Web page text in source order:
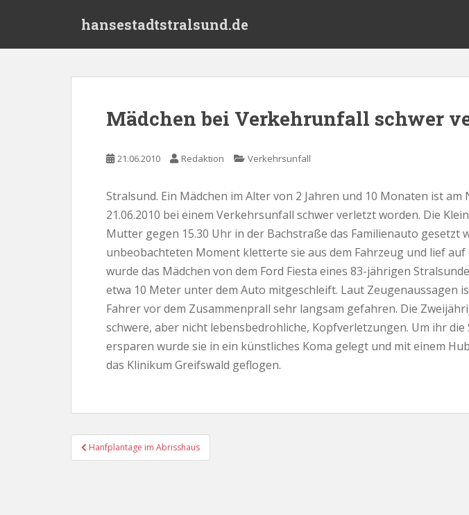
hansestadtstralsund.de
Mädchen bei Verkehrunfall schwer
21.06.2010 Redaktion Verkehrsunfall
Stralsund. Ein Mädchen im Alter von 2 Jahren und 10 Monaten ist am
21.06.2010 bei einem Verkehrsunfall schwer verletzt worden. Die
Mutter gegen 15.30 Uhr in der Bachstraße das Familienauto gesetzt
unbeobachteten Moment kletterte sie aus dem Fahrzeug und lief
wurde das Mädchen von dem Ford Fiesta eines 83-jährigen
etwa 10 Meter unter dem Auto mitgeschleift. Laut Zeugenaussagen
Fahrer vor dem Zusammenprall sehr langsam gefahren. Die
schwere, aber nicht lebensbedrohliche, Kopfverletzungen. Um ihr die
ersparen wurde sie in ein künstliches Koma gelegt und mit einem
das Klinikum Greifswald geflogen.
Beitragsnavigation
Hanfplantage im Abrisshaus